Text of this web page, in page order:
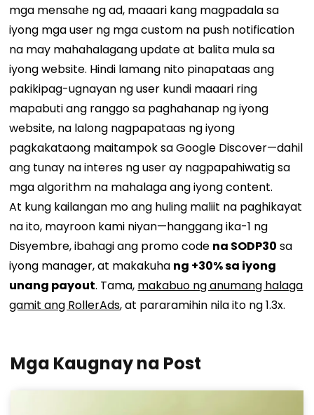
mga mensahe ng ad, maaari kang magpadala sa
iyong mga user ng mga custom na push notification
na may mahahalagang update at balita mula sa
iyong website. Hindi lamang nito pinapataas ang
pakikipag-ugnayan ng user kundi maaari ring
mapabuti ang ranggo sa paghahanap ng iyong
website, na lalong nagpapataas ng iyong
pagkakataong maitampok sa Google Discover—dahil
ang tunay na interes ng user ay nagpapahiwatig sa
mga algorithm na mahalaga ang iyong content.
At kung kailangan mo ang huling maliit na paghikayat
na ito, mayroon kami niyan—hanggang ika-1 ng
Disyembre, ibahagi ang promo code na SODP30 sa
iyong manager, at makakuha ng +30% sa iyong
unang payout. Tama, makabuo ng anumang halaga
gamit ang RollerAds, at pararamihin nila ito ng 1.3x.
Mga Kaugnay na Post